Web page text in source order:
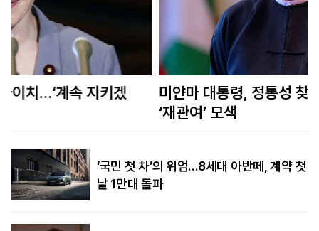
미얀마 대통령, 정통성 찾아 태국 방문… 태국은
‘국민 첫 차’의 위엄…8세대 아반떼, 계약 첫
날 1만대 돌파